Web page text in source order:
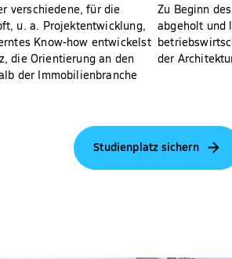
verschiedene, für die
u. a. Projektentwicklung,
Know-how entwickelst
die Orientierung an den
der Immobilienbranche
Zu Beginn
abgeholt und
der
Studienplatz sichern